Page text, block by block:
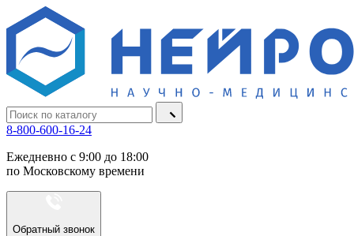
8-800-600-16-24
Ежедневно с 9:00 до 18:00
по Московскому времени
Обратный звонок